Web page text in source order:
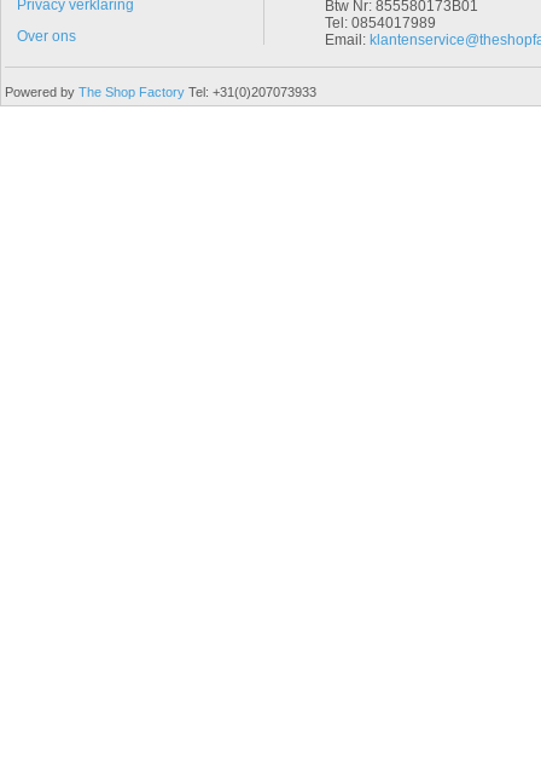
Privacy verklaring
Over ons
Btw Nr: 855580173B01
Tel: 0854017989
Email:
Powered by The Shop Factory Tel: +31(0)207073933